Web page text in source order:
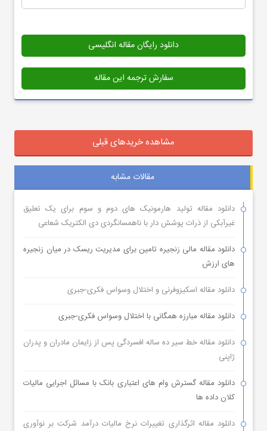
دانلود رایگان مقاله انگلیسی
سفارش ترجمه این مقاله
مشاهده خریدهای قبلی
مقالات مشابه
دانلود مقاله تولید هارمونیک های دوم و سوم برای یک تعلیق
غیرآبکی از ذرات پوشش دار با ناهمسانگردی دی الکتریک شعاعی
دانلود مقاله مالی زنجیره تامین برای مدیریت ریسک در میان زنجیره
های ارزش
دانلود مقاله اسکیزوفرنی و اختلال وسواس فکری-جبری
دانلود مقاله مبارزه همگانی با اختلال وسواس فکری-جبری
دانلود مقاله خط سیر ده ساله افسردگی پس از زایمان مادران و پدران
ژاپنی
دانلود مقاله گسترش وام های اعتباری بانک با مسائل اجرایی مالیات
کلان داده ها
دانلود مقاله اثرگذاری تغییرات نرخ مالیات درآمد شرکت بر نوآوری